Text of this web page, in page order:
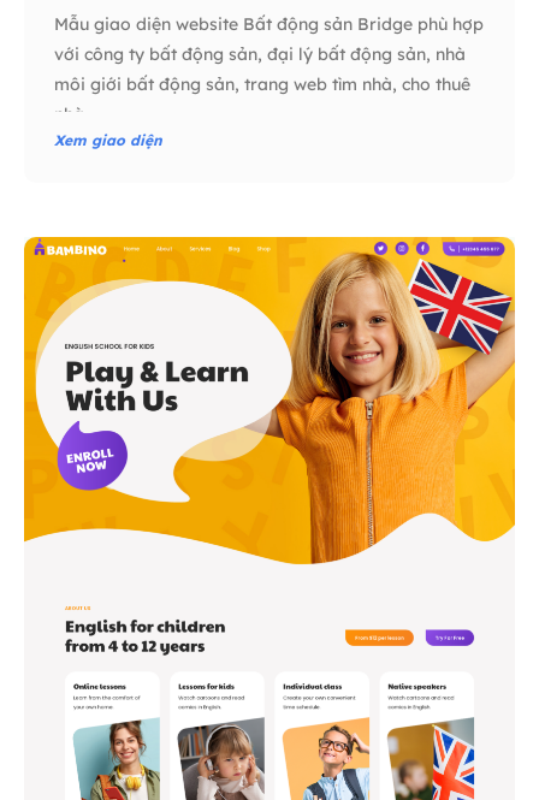
Mẫu giao diện website Bất động sản Bridge phù hợp
với công ty bất động sản, đại lý bất động sản, nhà
môi giới bất động sản, trang web tìm nhà, cho thuê
nhà…
Xem giao diện